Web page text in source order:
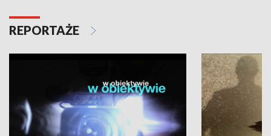
REPORTAŻE